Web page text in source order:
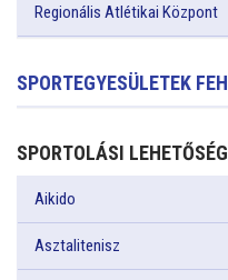
Regionális Atlétikai Központ
SPORTEGYESÜLETEK
SPORTOLÁSI
Aikido
Asztalitenisz